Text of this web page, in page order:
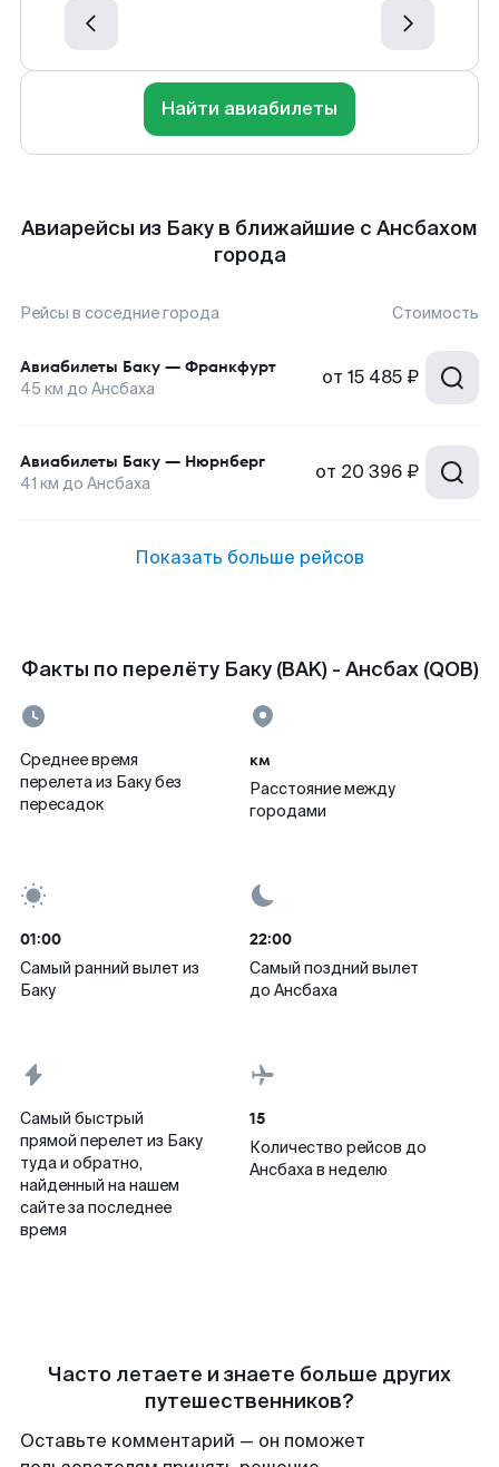
Найти авиабилеты
Авиарейсы из Баку в ближайшие с Ансбахом
города
Рейсы в соседние города Стоимость
Авиабилеты Баку — Франкфурт
45 км до Ансбаха от 15 485 ₽
Авиабилеты Баку — Нюрнберг
41 км до Ансбаха от 20 396 ₽
Показать больше рейсов
Факты по перелёту Баку (BAK) - Ансбах (QOB)
Среднее время
перелета из Баку без
пересадок
км
Расстояние между
городами
01:00
Самый ранний вылет из
Баку
22:00
Самый поздний вылет
до Ансбаха
Самый быстрый
прямой перелет из Баку
туда и обратно,
найденный на нашем
сайте за последнее
время
15
Количество рейсов до
Ансбаха в неделю
Часто летаете и знаете больше других
путешественников?
Оставьте комментарий — он поможет